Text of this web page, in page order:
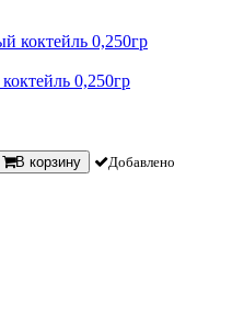
0,250гр
В корзину Добавлено